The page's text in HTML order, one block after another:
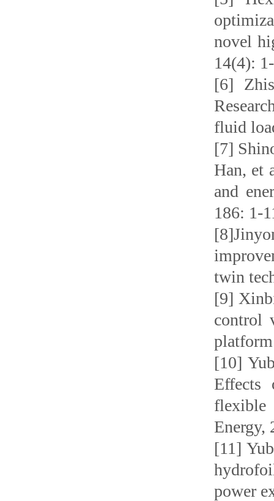
novel
14(4):
[6]
fluid
[7]
Han, et
and
186: 1-
twin
[9]
control
[10]
Effects
Energy,
[11]
power